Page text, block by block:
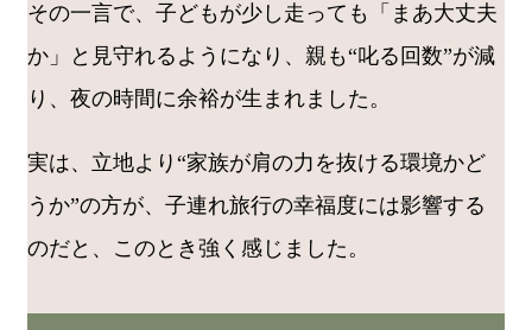
その一言で、子どもが少し走っても「まあ大丈夫
か」と見守れるようになり、親も“叱る回数”が減
り、夜の時間に余裕が生まれました。
実は、立地より“家族が肩の力を抜ける環境かど
うか”の方が、子連れ旅行の幸福度には影響する
のだと、このとき強く感じました。